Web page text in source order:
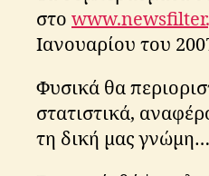
στο
Ιανουαρίου του
Φυσικά θα
στατιστικά,
τη δική μας γνώμη…